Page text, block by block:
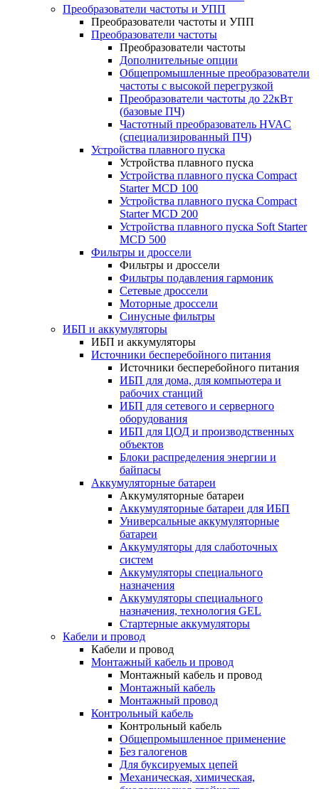
Преобразователи частоты и УПП
Преобразователи частоты и УПП
Преобразователи частоты
Преобразователи частоты
Дополнительные опции
Общепромышленные преобразователи
частоты с высокой перегрузкой
Преобразователи частоты до 22кВт
(базовые ПЧ)
Частотный преобразователь HVAC
(специализированный ПЧ)
Устройства плавного пуска
Устройства плавного пуска
Устройства плавного пуска Compact
Starter MCD 100
Устройства плавного пуска Compact
Starter MCD 200
Устройства плавного пуска Soft Starter
MCD 500
Фильтры и дроссели
Фильтры и дроссели
Фильтры подавления гармоник
Сетевые дроссели
Моторные дроссели
Синусные фильтры
ИБП и аккумуляторы
ИБП и аккумуляторы
Источники бесперебойного питания
Источники бесперебойного питания
ИБП для дома, для компьютера и
рабочих станций
ИБП для сетевого и серверного
оборудования
ИБП для ЦОД и производственных
объектов
Блоки распределения энергии и
байпасы
Аккумуляторные батареи
Аккумуляторные батареи
Аккумуляторные батареи для ИБП
Универсальные аккумуляторные
батареи
Аккумуляторы для слаботочных
систем
Аккумуляторы специального
назначения
Аккумуляторы специального
назначения, технология GEL
Стартерные аккумуляторы
Кабели и провод
Кабели и провод
Монтажный кабель и провод
Монтажный кабель и провод
Монтажный кабель
Монтажный провод
Контрольный кабель
Контрольный кабель
Общепромышленное применение
Без галогенов
Для буксируемых цепей
Механическая, химическая,